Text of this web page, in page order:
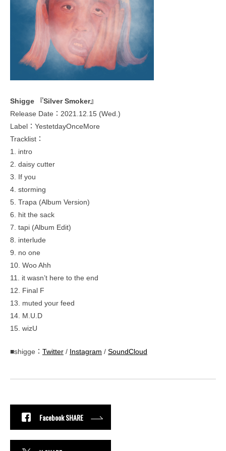
Shigge 『Silver Smoker』
Release Date：2021.12.15 (Wed.)
Label：YestetdayOnceMore
Tracklist：
1. intro
2. daisy cutter
3. If you
4. storming
5. Trapa (Album Version)
6. hit the sack
7. tapi (Album Edit)
8. interlude
9. no one
10. Woo Ahh
11. it wasn’t here to the end
12. Final F
13. muted your feed
14. M.U.D
15. wizU
■shigge： Twitter / Instagram / SoundCloud
Facebook SHARE